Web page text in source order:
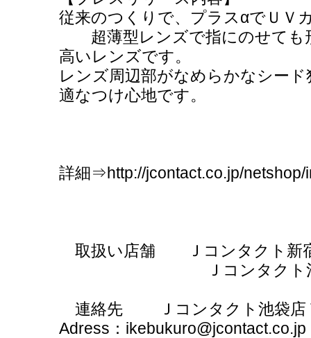
従来のつくりで、プラスαでＵＶ
超薄型レンズで指にのせても
高いレンズです。
レンズ周辺部がなめらかなシー
適なつけ心地です。
詳細⇒http://jcontact.co.jp/netshop/
取扱い店舗 Ｊコンタクト新宿
Ｊコンタクト池袋店
連絡先 Ｊコンタクト池袋店
Adress：ikebukuro@jcontact.co.jp